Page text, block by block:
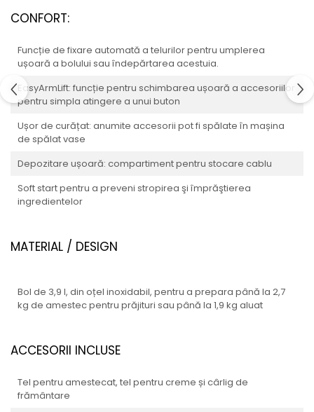
CONFORT:
Funcție de fixare automată a telurilor pentru umplerea
ușoară a bolului sau îndepărtarea acestuia.
EasyArmLift: funcție pentru schimbarea ușoară a accesoriilor
pentru simpla atingere a unui buton
Ușor de curățat: anumite accesorii pot fi spălate în mașina
de spălat vase
Depozitare ușoară: compartiment pentru stocare cablu
Soft start pentru a preveni stropirea şi împrăştierea
ingredientelor
MATERIAL / DESIGN
Bol de 3,9 l, din oțel inoxidabil, pentru a prepara până la 2,7
kg de amestec pentru prăjituri sau până la 1,9 kg aluat
ACCESORII INCLUSE
Tel pentru amestecat, tel pentru creme și cârlig de
frământare